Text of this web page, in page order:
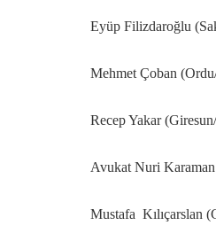
Eyüp Filizdaroğlu
Mehmet Çoban
Recep Yakar
Avukat Nuri
Mustafa Kılıçarslan